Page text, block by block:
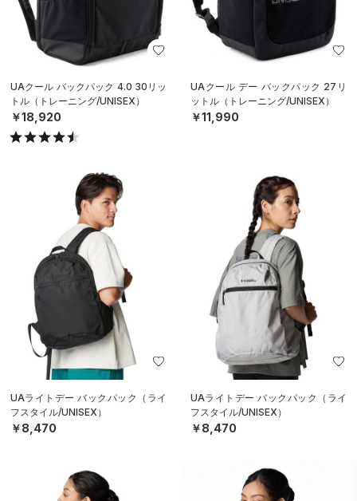
UAクール バックパック 4.0 30リッ
トル（トレーニング/UNISEX）
￥18,920
UAクール デー バックパック 27リ
ットル（トレーニング/UNISEX）
￥11,990
UAライトデー バックパック（ライ
フスタイル/UNISEX）
￥8,470
UAライトデー バックパック（ライ
フスタイル/UNISEX）
￥8,470